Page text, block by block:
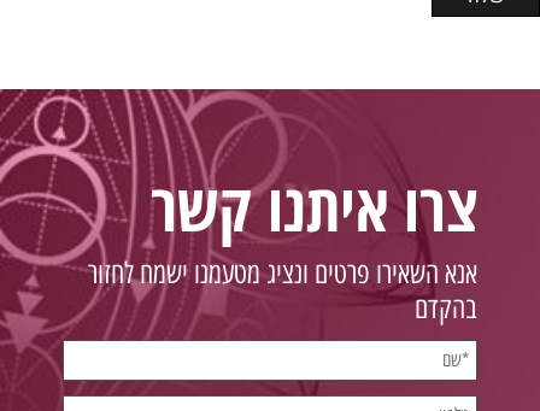
צרו איתנו קשר
אנא השאירו פרטים ונציג מטעמנו ישמח לחזור
בהקדם